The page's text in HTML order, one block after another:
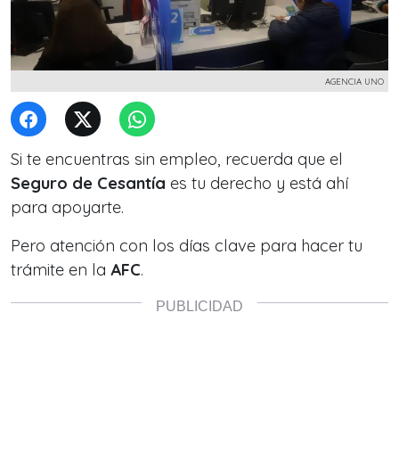
AGENCIA UNO
Si te encuentras sin empleo, recuerda que el
Seguro de Cesantía es tu derecho y está ahí
para apoyarte.
Pero atención con los días clave para hacer tu
trámite en la AFC.